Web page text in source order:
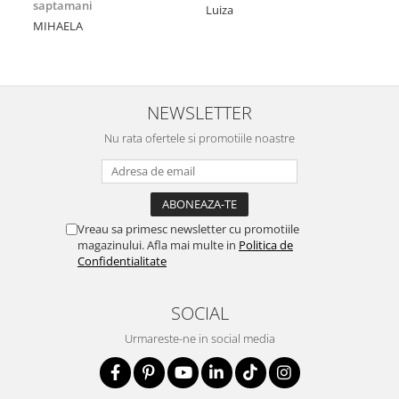
saptamani
MIHAELA
Luiza
NEWSLETTER
Nu rata ofertele si promotiile noastre
Vreau sa primesc newsletter cu promotiile
magazinului. Afla mai multe in Politica de
Confidentialitate
SOCIAL
Urmareste-ne in social media